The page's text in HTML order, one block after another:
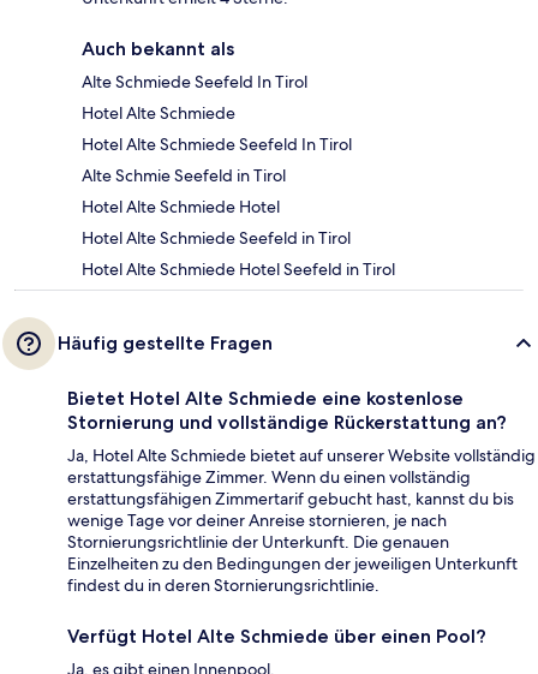
Auch bekannt als
Alte Schmiede Seefeld In Tirol
Hotel Alte Schmiede
Hotel Alte Schmiede Seefeld In Tirol
Alte Schmie Seefeld in Tirol
Hotel Alte Schmiede Hotel
Hotel Alte Schmiede Seefeld in Tirol
Hotel Alte Schmiede Hotel Seefeld in Tirol
Häufig gestellte Fragen
Bietet Hotel Alte Schmiede eine kostenlose
Stornierung und vollständige Rückerstattung an?
Ja, Hotel Alte Schmiede bietet auf unserer Website vollständig
erstattungsfähige Zimmer. Wenn du einen vollständig
erstattungsfähigen Zimmertarif gebucht hast, kannst du bis
wenige Tage vor deiner Anreise stornieren, je nach
Stornierungsrichtlinie der Unterkunft. Die genauen
Einzelheiten zu den Bedingungen der jeweiligen Unterkunft
findest du in deren Stornierungsrichtlinie.
Verfügt Hotel Alte Schmiede über einen Pool?
Ja, es gibt einen Innenpool.